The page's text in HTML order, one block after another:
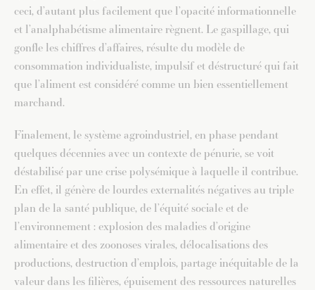
ceci, d’autant plus facilement que l’opacité informationnelle
et l’analphabétisme alimentaire règnent. Le gaspillage, qui
gonfle les chiffres d’affaires, résulte du modèle de
consommation individualiste, impulsif et déstructuré qui fait
que l’aliment est considéré comme un bien essentiellement
marchand.
Finalement, le système agroindustriel, en phase pendant
quelques décennies avec un contexte de pénurie, se voit
déstabilisé par une crise polysémique à laquelle il contribue.
En effet, il génère de lourdes externalités négatives au triple
plan de la santé publique, de l’équité sociale et de
l’environnement : explosion des maladies d’origine
alimentaire et des zoonoses virales, délocalisations des
productions, destruction d’emplois, partage inéquitable de la
valeur dans les filières, épuisement des ressources naturelles